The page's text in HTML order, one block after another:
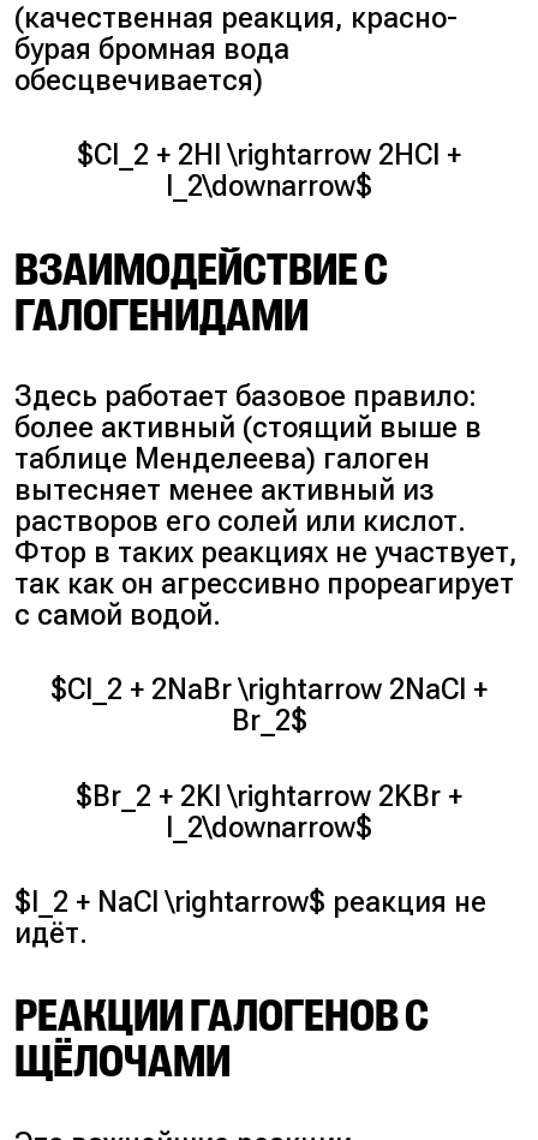
(качественная реакция, красно-
бурая бромная вода
обесцвечивается)
$Cl_2 + 2HI \rightarrow 2HCl +
I_2\downarrow$
ВЗАИМОДЕЙСТВИЕ С
ГАЛОГЕНИДАМИ
Здесь работает базовое правило:
более активный (стоящий выше в
таблице Менделеева) галоген
вытесняет менее активный из
растворов его солей или кислот.
Фтор в таких реакциях не участвует,
так как он агрессивно прореагирует
с самой водой.
$Cl_2 + 2NaBr \rightarrow 2NaCl +
Br_2$
$Br_2 + 2KI \rightarrow 2KBr +
I_2\downarrow$
$I_2 + NaCl \rightarrow$ реакция не
идёт.
РЕАКЦИИ ГАЛОГЕНОВ С
ЩЁЛОЧАМИ